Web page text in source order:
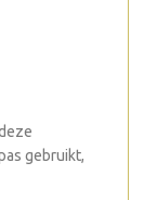
gebruikt,